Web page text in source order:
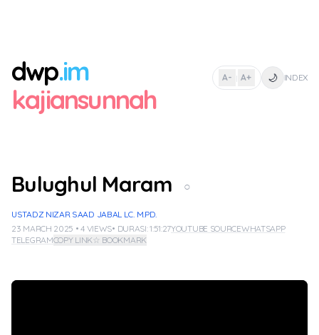
dwp.im
kajiansunnah
A- | A+ 🌙 INDEX
Bulughul Maram ○
USTADZ NIZAR SAAD JABAL LC. M.PD.
23 MARCH 2025 • 4 VIEWS• DURASI: 1:51:27YOUTUBE SOURCEWHATSAPP
TELEGRAMCOPY LINK☆ BOOKMARK